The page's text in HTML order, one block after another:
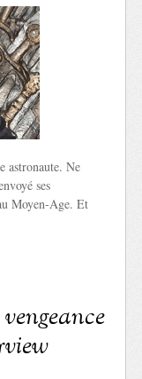
astronaute. Ne
ses
Moyen-Age. Et